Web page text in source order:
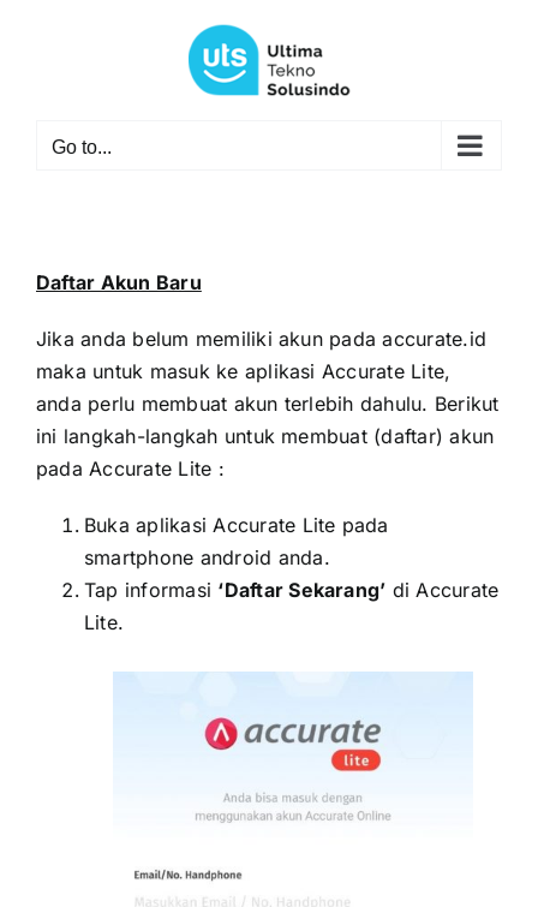
Go to...
Daftar Akun Baru
Jika anda belum memiliki akun pada accurate.id
maka untuk masuk ke aplikasi Accurate Lite,
anda perlu membuat akun terlebih dahulu. Berikut
ini langkah-langkah untuk membuat (daftar) akun
pada Accurate Lite :
Buka aplikasi Accurate Lite pada
smartphone android anda.
Tap informasi ‘Daftar Sekarang’ di Accurate
Lite.